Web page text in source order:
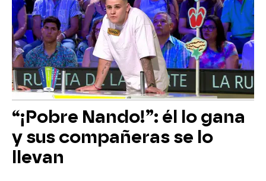
“¡Pobre Nando!”: él lo gana
y sus compañeras se lo
llevan